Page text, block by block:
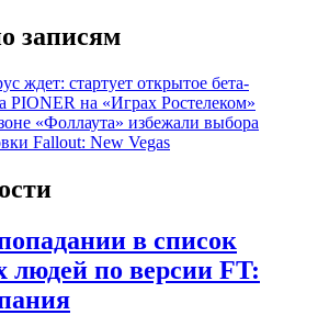
записям
ждет: стартует открытое бета-
PIONER на «Играх Ростелеком»
«Фоллаута» избежали выбора
Fallout: New Vegas
в список
людей по версии FT: